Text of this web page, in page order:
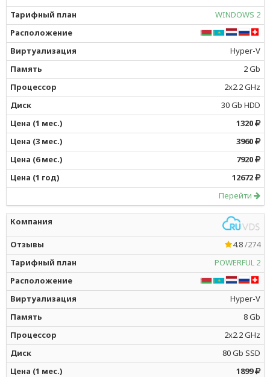
WINDOWS 2
Hyper-V
2 Gb
2x2.2 GHz
30 Gb HDD
1320
3960
7920
12672
Перейти
4.8/274
POWERFUL 2
Hyper-V
8 Gb
2x2.2 GHz
80 Gb SSD
1899